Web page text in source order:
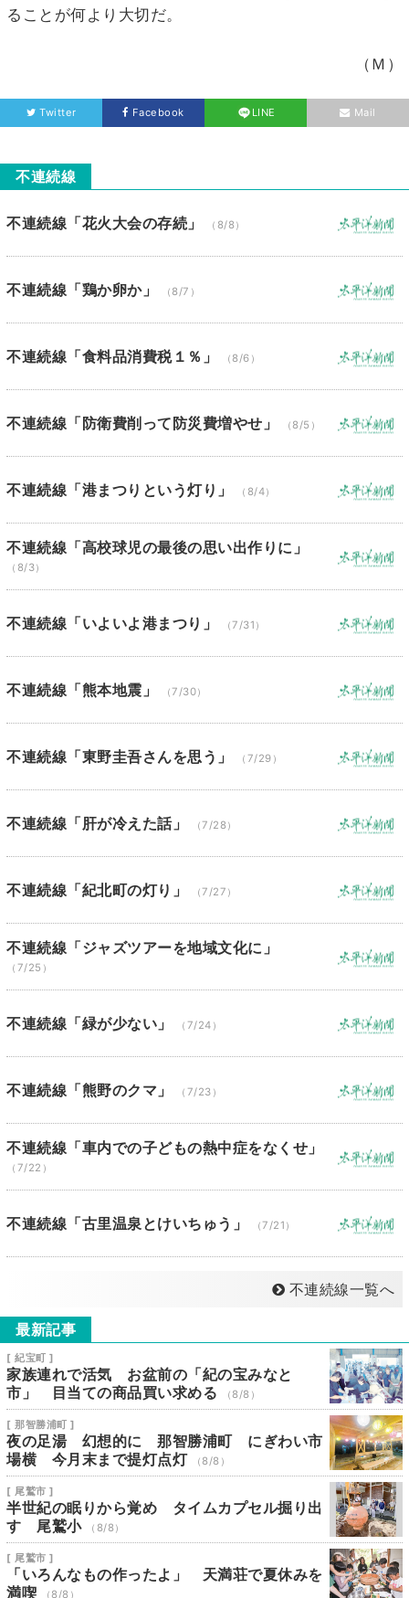
ることが何より大切だ。
（Ｍ）
Twitter Facebook LINE Mail
不連続線
不連続線「花火大会の存続」 （8/8）
不連続線「鶏か卵か」 （8/7）
不連続線「食料品消費税１％」 （8/6）
不連続線「防衛費削って防災費増やせ」 （8/5）
不連続線「港まつりという灯り」 （8/4）
不連続線「高校球児の最後の思い出作りに」
（8/3）
不連続線「いよいよ港まつり」 （7/31）
不連続線「熊本地震」 （7/30）
不連続線「東野圭吾さんを思う」 （7/29）
不連続線「肝が冷えた話」 （7/28）
不連続線「紀北町の灯り」 （7/27）
不連続線「ジャズツアーを地域文化に」
（7/25）
不連続線「緑が少ない」 （7/24）
不連続線「熊野のクマ」 （7/23）
不連続線「車内での子どもの熱中症をなくせ」
（7/22）
不連続線「古里温泉とけいちゅう」 （7/21）
不連続線一覧へ
最新記事
[ 紀宝町 ]
家族連れで活気 お盆前の「紀の宝みなと
市」 目当ての商品買い求める
（8/8）
[ 那智勝浦町 ]
夜の足湯 幻想的に 那智勝浦町 にぎわい市
場横 今月末まで提灯点灯
（8/8）
[ 尾鷲市 ]
半世紀の眠りから覚め タイムカプセル掘り出
す 尾鷲小
（8/8）
[ 尾鷲市 ]
「いろんなもの作ったよ」 天満荘で夏休みを
満喫
（8/8）